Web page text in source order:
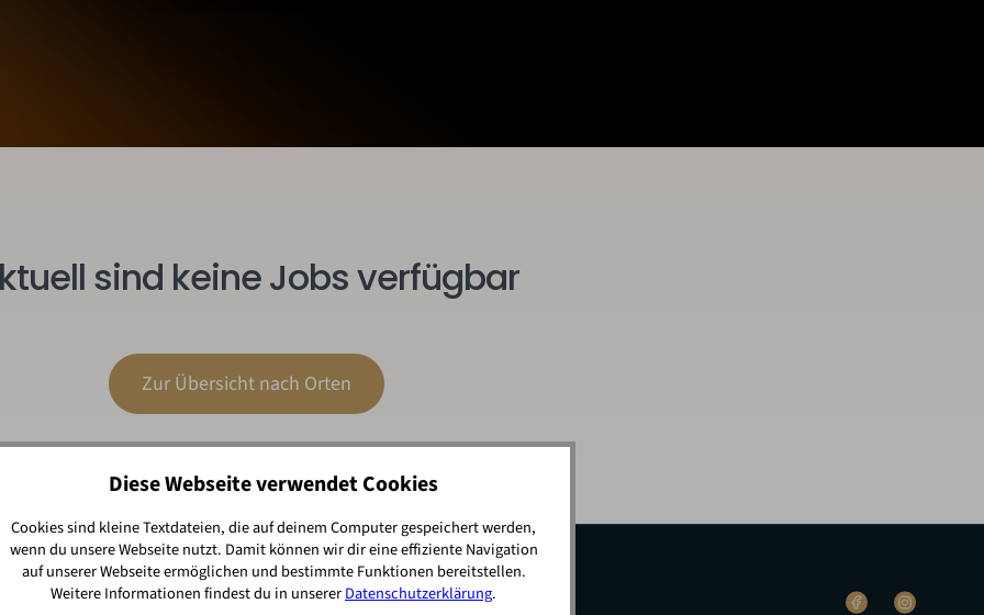
sind keine Jobs verfügbar
Zur Übersicht nach Orten
Diese Webseite verwendet Cookies
Cookies sind kleine Textdateien, die auf deinem Computer gespeichert werden,
wenn du unsere Webseite nutzt. Damit können wir dir eine effiziente Navigation
auf unserer Webseite ermöglichen und bestimmte Funktionen bereitstellen.
Weitere Informationen findest du in unsererDatenschutzerklärung.